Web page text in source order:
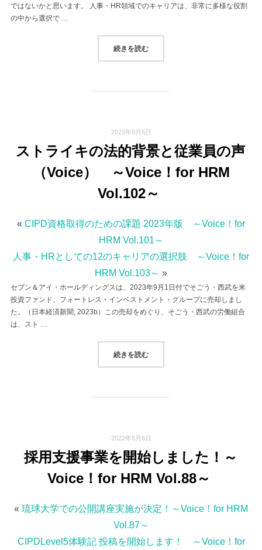
ではないかと思います。 人事・HR領域でのキャリアは、非常に多様な役割
の中から選択で …
続きを読む“人事・HRとしての12のキャリ
2023年9月5日
ストライキの法的背景と従業員の声
（Voice） ～Voice！for HRM
Vol.102～
« CIPD資格取得のための課題 2023年版 ～Voice！for
HRM Vol.101～
人事・HRとしての12のキャリアの選択肢 ～Voice！for
HRM Vol.103～ »
セブン＆アイ・ホールディングスは、2023年9月1日付でそごう・西武を米
投資ファンド、フォートレス・インベストメント・グループに売却しまし
た。（日本経済新聞, 2023b）この売却をめぐり、そごう・西武の労働組合
は、スト …
続きを読む“ストライキの法的背景と従業員
2022年5月6日
採用支援事業を開始しました！～
Voice！for HRM Vol.88～
« 琉球大学での公開講座実施が決定！～Voice！for HRM
Vol.87～
CIPDLevel5体験記 投稿を開始します！ ～Voice！for